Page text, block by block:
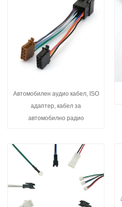
Автомобилен аудио кабел, ISO
адаптер, кабел за
автомобилно радио